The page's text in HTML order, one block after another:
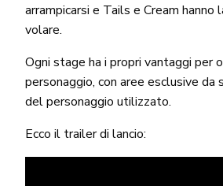
arrampicarsi e Tails e Cream hanno
volare.
Ogni stage ha i propri vantaggi per
personaggio, con aree esclusive da
del personaggio utilizzato.
Ecco il trailer di lancio: